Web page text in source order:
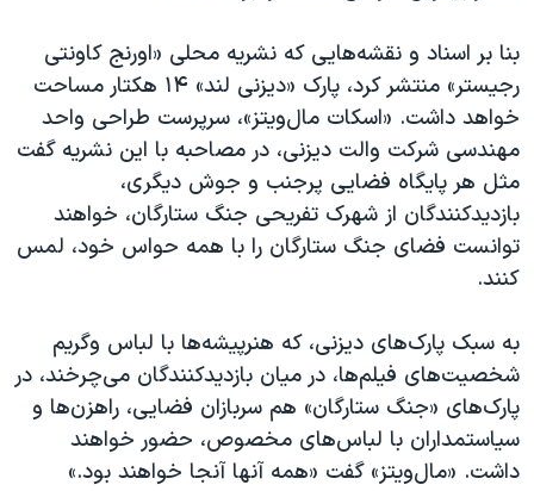
بنا بر اسناد و نقشه‌هایی که نشریه محلی «اورنج کاونتی
رجیستر» منتشر کرد، پارک‌ «دیزنی لند» ۱۴ هکتار مساحت
خواهد داشت. «اسکات مال‌ویتز»، سرپرست طراحی واحد
مهندسی شرکت والت دیزنی، در مصاحبه با این نشریه گفت
مثل هر پایگاه فضایی پرجنب و جوش دیگری،
بازدیدکنندگان از شهرک تفریحی جنگ ستارگان، خواهند
توانست فضای جنگ ستارگان را با همه حواس خود، لمس
کنند.
به سبک پارک‌های دیزنی، که هنرپیشه‌ها با لباس وگریم
شخصیت‌های فیلم‌ها، در میان بازدیدکنندگان می‌چرخند، در
پارک‌های «جنگ ستارگان» هم سربازان فضایی، راهزن‌ها و
سیاستمداران با لباس‌های مخصوص، حضور خواهند
داشت. «مال‌ویتز» گفت «همه آنها آنجا خواهند بود.»